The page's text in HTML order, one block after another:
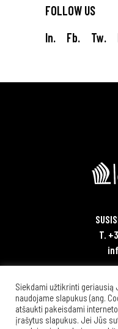
FOLLOW US
In.
Fb. Tw.
T.
Siekdami užtikrinti geriausią
naudojame slapukus (ang.
atšaukti pakeisdami
įrašytus slapukus. Jei Jūs